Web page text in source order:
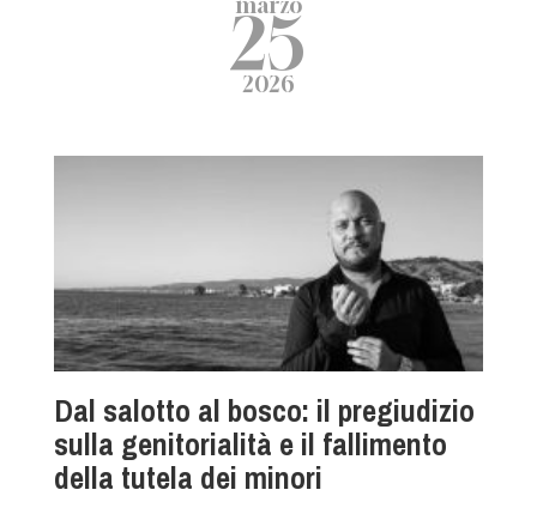
25
2026
Dal salotto al bosco: il pregiudizio
sulla genitorialità e il fallimento
della tutela dei minori